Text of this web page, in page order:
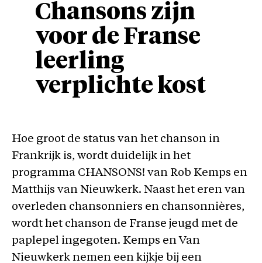
Chansons zijn
voor de Franse
leerling
verplichte kost
Hoe groot de status van het chanson in
Frankrijk is, wordt duidelijk in het
programma CHANSONS! van Rob Kemps en
Matthijs van Nieuwkerk. Naast het eren van
overleden chansonniers en chansonnières,
wordt het chanson de Franse jeugd met de
paplepel ingegoten. Kemps en Van
Nieuwkerk nemen een kijkje bij een